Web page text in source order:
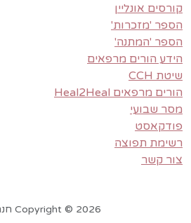
קורסים אונליין
הספר 'מזכרות'
הספר 'המתנה'
הידע הורים מרפאים
שיטת CCH
הורים מרפאים Heal2Heal
מסר שבועי
פודקאסט
רשימת תפוצה
צור קשר
Copyright © 2026 חנה פילניק